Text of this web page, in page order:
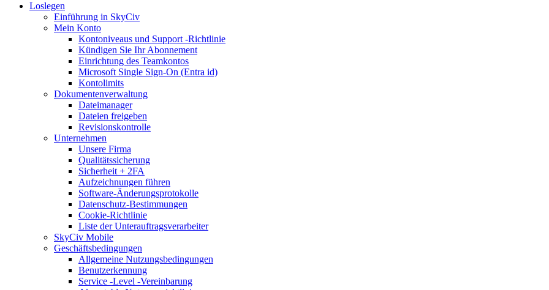
Loslegen
Einführung in SkyCiv
Mein Konto
Kontoniveaus und Support -Richtlinie
Kündigen Sie Ihr Abonnement
Einrichtung des Teamkontos
Microsoft Single Sign-On (Entra id)
Kontolimits
Dokumentenverwaltung
Dateimanager
Dateien freigeben
Revisionskontrolle
Unternehmen
Unsere Firma
Qualitätssicherung
Sicherheit + 2FA
Aufzeichnungen führen
Software-Änderungsprotokolle
Datenschutz-Bestimmungen
Cookie-Richtlinie
Liste der Unterauftragsverarbeiter
SkyCiv Mobile
Geschäftsbedingungen
Allgemeine Nutzungsbedingungen
Benutzerkennung
Service -Level -Vereinbarung